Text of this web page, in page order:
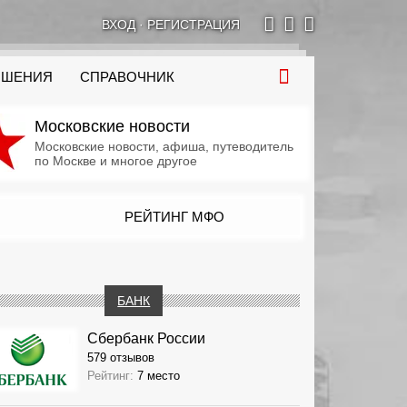
ВХОД· РЕГИСТРАЦИЯ
СПРАВОЧНИК
Московские новости
Московские новости, афиша, путеводитель
по Москве и многое другое
РЕЙТИНГ МФО
БАНК
Сбербанк России
579 отзывов
Рейтинг: 7 место